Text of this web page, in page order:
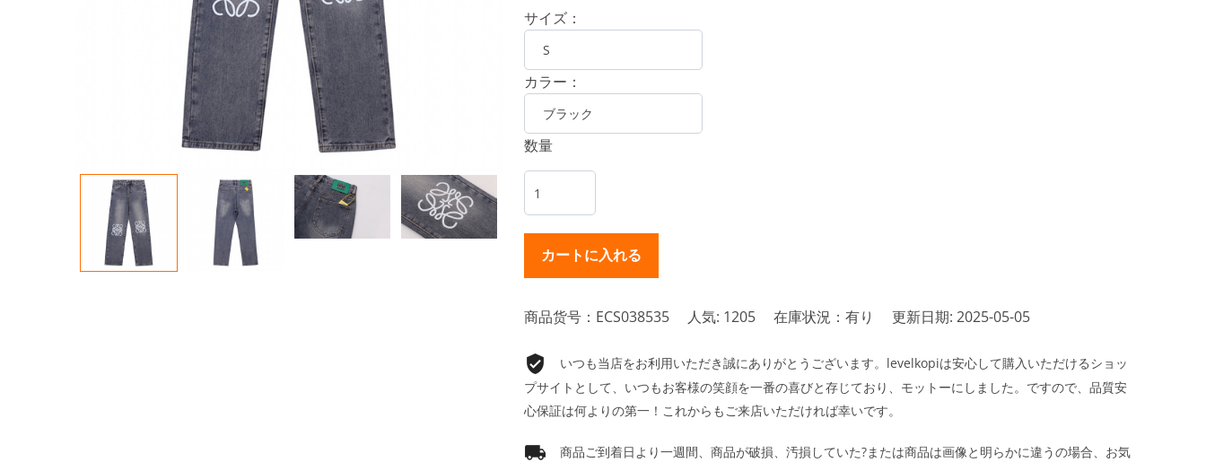
サイズ：
カラー：
数量
商品货号：ECS038535 人気: 1205 在庫状況：有り 更新日期: 2025-05-05
いつも当店をお利用いただき誠にありがとうございます。levelkopiは安心して購入いただけるショッ
プサイトとして、いつもお客様の笑顔を一番の喜びと存じており、モットーにしました。ですので、品質安
心保証は何よりの第一！これからもご来店いただければ幸いです。
商品ご到着日より一週間、商品が破損、汚損していた?または商品は画像と明らかに違うの場合、お気